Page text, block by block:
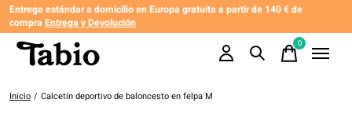
Entrega estándar a domicilio en Europa gratuita a partir de 140 € de
compra Entrega y Devolución
0items
Inicio / Calcetín deportivo de baloncesto en felpa M